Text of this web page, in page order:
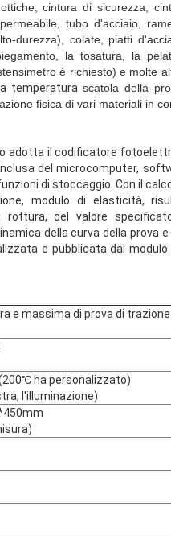
cintura di sicurezza,
tubo d'acciaio,
durezza), colate, piatti
la tosatura, la
è richiesto) e molte
temperaturascatola della
fisica di vari materiali in
adotta il codificatore
del microcomputer,
di stoccaggio. Con il
modulo di elasticità,
del valore
della curva della prova
e pubblicata dal modulo
e massima di prova di
ha personalizzato)
l'illuminazione)